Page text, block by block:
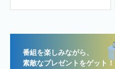
番組を楽しみながら、
素敵なプレゼントをゲット！